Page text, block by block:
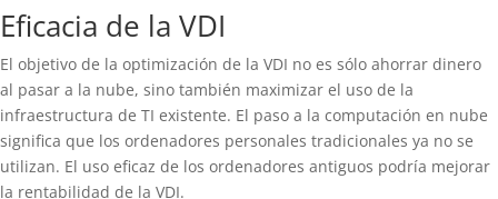
Eficacia de la VDI
El objetivo de la optimización de la VDI no es sólo ahorrar dinero
al pasar a la nube, sino también maximizar el uso de la
infraestructura de TI existente. El paso a la computación en nube
significa que los ordenadores personales tradicionales ya no se
utilizan. El uso eficaz de los ordenadores antiguos podría mejorar
la rentabilidad de la VDI.